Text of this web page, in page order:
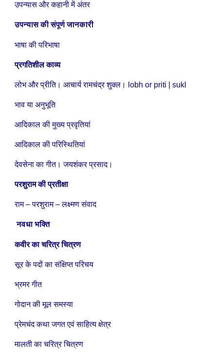
उपन्यास और कहानी में अंतर
उपन्यास की संपूर्ण जानकारी
भाषा की परिभाषा
प्रगतिशील काव्य
लोभ और प्रीति। आचार्य रामचंद्र शुक्ल। lobh or priti | sukl
भाव या अनुभूति
आदिकाल की मुख्य प्रवृतियां
आदिकाल की परिस्थितियां
देवसेना का गीत। जयशंकर प्रसाद।
परशुराम की प्रतीक्षा
राम – परशुराम – लक्ष्मण संवाद
नवधा भक्ति
कवीर का चरित्र चित्रण
सूर के पदों का संक्षिप्त परिचय
भ्रमर गीत
गोदान की मूल समस्या
प्रेमचंद कथा जगत एवं साहित्य क्षेत्र
मालती का चरित्र चित्रण